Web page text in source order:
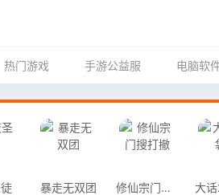
热门游戏 手游公益服 电脑软
暴走无双团 修仙宗门搜打撤 大